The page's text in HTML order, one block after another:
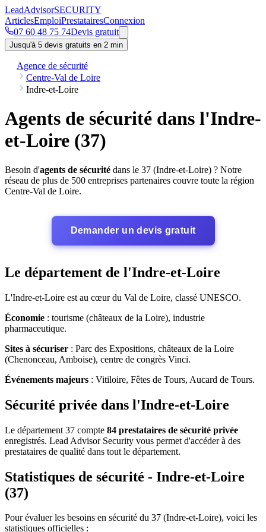
LeadAdvisorSECURITY
ArticlesEmploiPrestatairesConnexion
07 60 48 75 74Devis gratuit
Jusqu'à 5 devis gratuits en 2 min
Agence de sécurité
Centre-Val de Loire
Indre-et-Loire
Agents de sécurité dans l'Indre-
et-Loire (37)
Besoin d'agents de sécurité dans le 37 (Indre-et-Loire) ? Notre
réseau de plus de 500 entreprises partenaires couvre toute la région
Centre-Val de Loire.
Demander un devis gratuit
Le département de l'Indre-et-Loire
L'Indre-et-Loire est au cœur du Val de Loire, classé UNESCO.
Économie : tourisme (châteaux de la Loire), industrie
pharmaceutique.
Sites à sécuriser : Parc des Expositions, châteaux de la Loire
(Chenonceau, Amboise), centre de congrès Vinci.
Événements majeurs : Vitiloire, Fêtes de Tours, Aucard de Tours.
Sécurité privée dans l'Indre-et-Loire
Le département 37 compte 84 prestataires de sécurité privée
enregistrés. Lead Advisor Security vous permet d'accéder à des
prestataires de qualité dans tout le département.
Statistiques de sécurité - Indre-et-Loire
(37)
Pour évaluer les besoins en sécurité du 37 (Indre-et-Loire), voici les
statistiques officielles :